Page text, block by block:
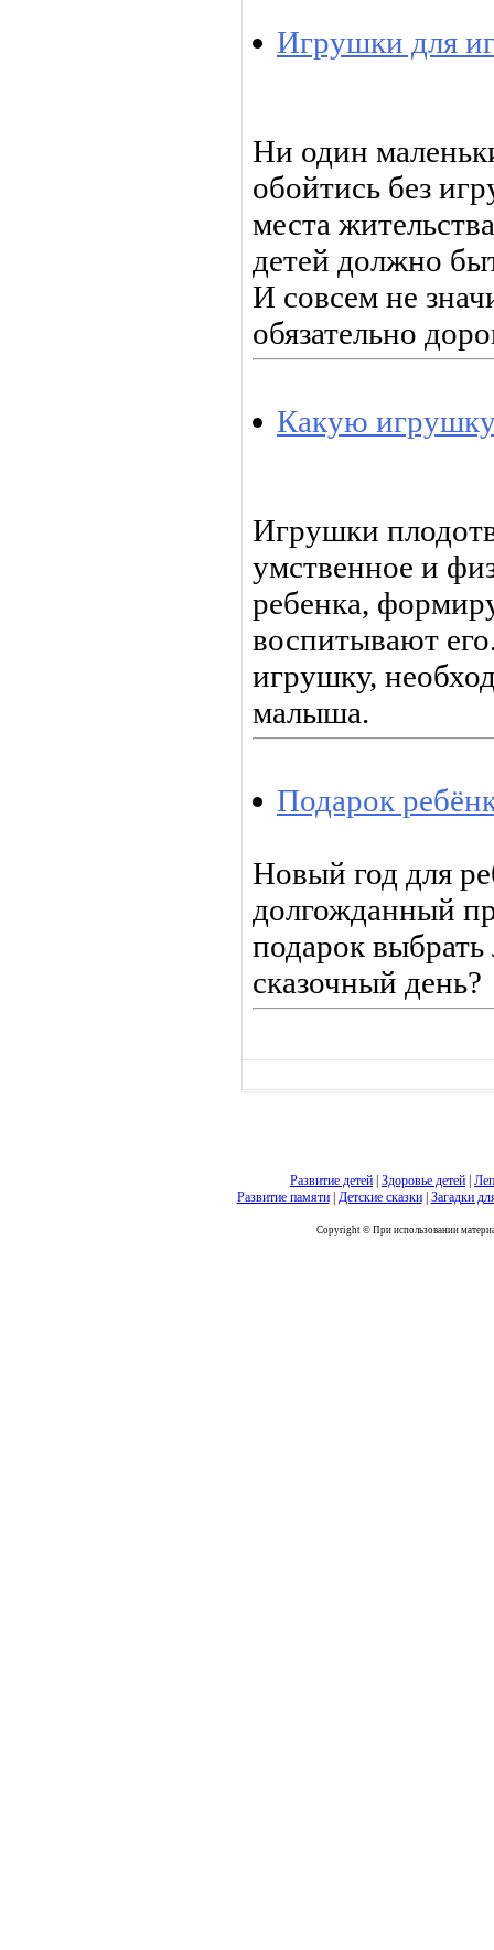
Игрушки для
Ни один
обойтись без
места
детей должно
И совсем не
обязательно
Какую
Игрушки
умственное и
ребенка,
воспитывают
игрушку,
малыша.
Подарок
Новый год для
долгожданный
подарок
сказочный день?
Развитие детей Здоровье детей
Развитие памяти| Детские сказки| Загадки
Copyright © При использовании